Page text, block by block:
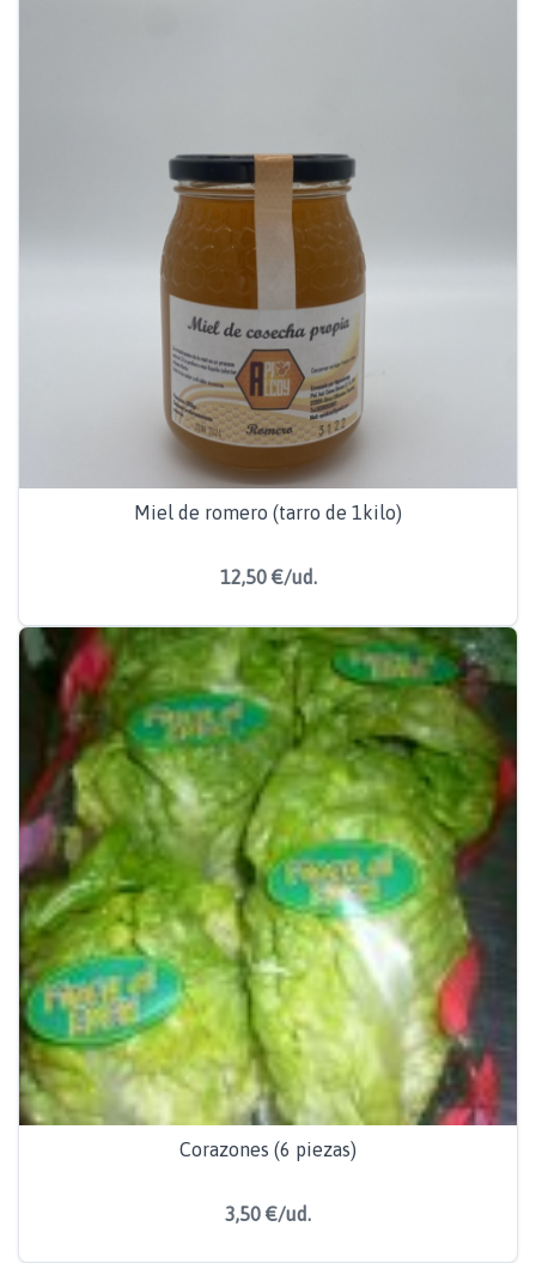
Miel de romero (tarro de 1kilo)
12,50 €/ud.
Corazones (6 piezas)
3,50 €/ud.